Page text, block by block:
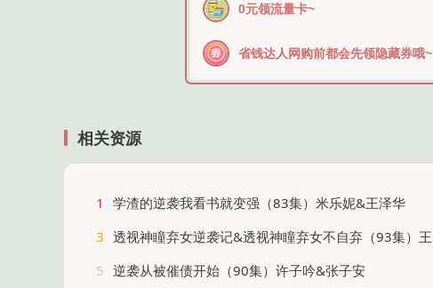
0元领流量卡~
省钱达人网购前都会先领隐藏券哦~
相关资源
1 学渣的逆袭我看书就变强（83集）米乐妮&王泽华
3 透视神瞳弃女逆袭记&透视神瞳弃女不自弃（93集）王依海＆张慧尧
5 逆袭从被催债开始（90集）许子吟&张子安